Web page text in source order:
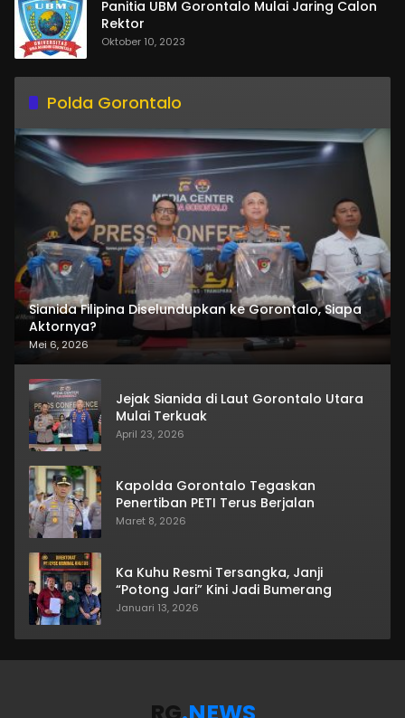
Panitia UBM Gorontalo Mulai Jaring Calon
Rektor
Oktober 10, 2023
Polda Gorontalo
Sianida Filipina Diselundupkan ke Gorontalo, Siapa
Aktornya?
Mei 6, 2026
Jejak Sianida di Laut Gorontalo Utara
Mulai Terkuak
April 23, 2026
Kapolda Gorontalo Tegaskan
Penertiban PETI Terus Berjalan
Maret 8, 2026
Ka Kuhu Resmi Tersangka, Janji
“Potong Jari” Kini Jadi Bumerang
Januari 13, 2026